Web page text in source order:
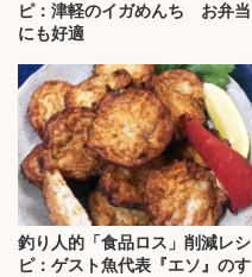
ピ：津軽のイガめんち お弁当
にも好適
釣り人的「食品ロス」削減レシ
ピ：ゲスト魚代表『エソ』のす